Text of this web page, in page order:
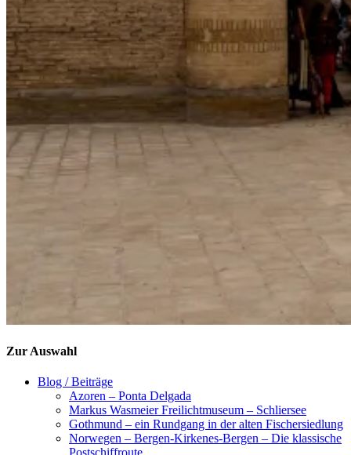
Zur Auswahl
Blog / Beiträge
Azoren – Ponta Delgada
Markus Wasmeier Freilichtmuseum – Schliersee
Gothmund – ein Rundgang in der alten Fischersiedlung
Norwegen – Bergen-Kirkenes-Bergen – Die klassische